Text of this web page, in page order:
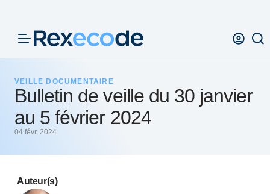
VEILLE DOCUMENTAIRE
Bulletin de veille du 30 janvier
au 5 février 2024
04 févr. 2024
Auteur(s)